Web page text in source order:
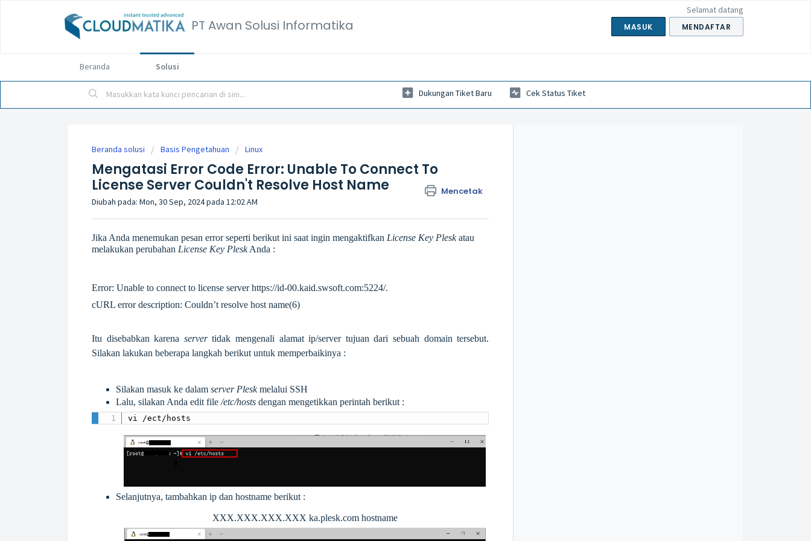
PT Awan Solusi Informatika
Selamat datang
MASUK MENDAFTAR
Beranda Solusi
Dukungan Tiket Baru Cek Status Tiket
Beranda solusi Basis Pengetahuan Linux
Mengatasi Error Code Error: Unable To Connect To
License Server Couldn't Resolve Host Name
Mencetak
Diubah pada: Mon, 30 Sep, 2024 pada 12:02 AM
Jika Anda menemukan pesan error seperti berikut ini saat ingin mengaktifkan License Key Pleskatau
melakukan perubahan License Key PleskAnda :
Error: Unable to connect to license serverhttps://id-00.kaid.swsoft.com:5224/.
cURL error description: Couldn’t resolve host name(6)
Itu disebabkan karena servertidak mengenali alamat ip/server tujuan dari sebuah domain tersebut.
Silakan lakukan beberapa langkah berikut untuk memperbaikinya :
Silakan masuk ke dalam server Pleskmelalui SSH
Lalu, silakan Anda edit file /etc/hosts dengan mengetikkan perintah berikut :
vi /ect/hosts
Selanjutnya, tambahkan ip dan hostname berikut :
XXX.XXX.XXX.XXX ka.plesk.com hostname